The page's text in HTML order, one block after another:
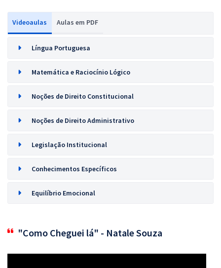
Videoaulas Aulas em PDF
Língua Portuguesa
Matemática e Raciocínio Lógico
Noções de Direito Constitucional
Noções de Direito Administrativo
Legislação Institucional
Conhecimentos Específicos
Equilíbrio Emocional
"Como Cheguei lá" - Natale Souza